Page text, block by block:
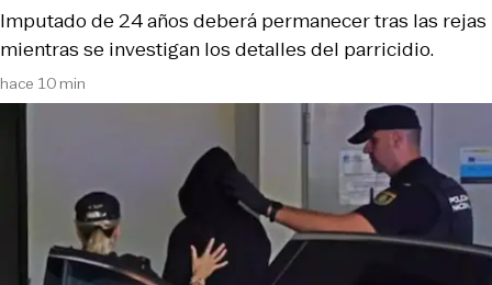
hace 10 min
Imputado de 24 años deberá permanecer tras las rejas
mientras se investigan los detalles del parricidio.